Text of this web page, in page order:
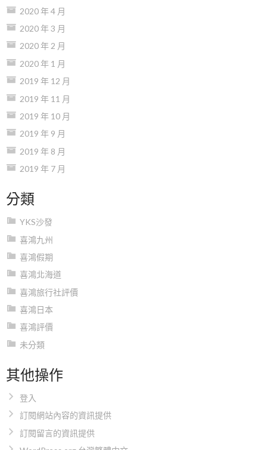
2020 年 4 月
2020 年 3 月
2020 年 2 月
2020 年 1 月
2019 年 12 月
2019 年 11 月
2019 年 10 月
2019 年 9 月
2019 年 8 月
2019 年 7 月
分類
YKS沙發
喜鴻九州
喜鴻假期
喜鴻北海道
喜鴻旅行社評價
喜鴻日本
喜鴻評價
未分類
其他操作
登入
訂閱網站內容的資訊提供
訂閱留言的資訊提供